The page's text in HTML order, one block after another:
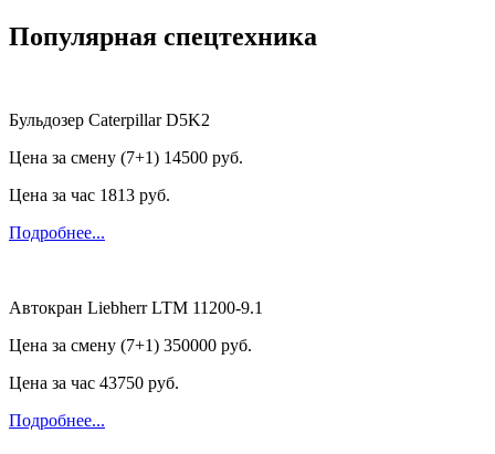
Популярная спецтехника
Бульдозер Caterpillar D5K2
Цена за смену (7+1) 14500 руб.
Цена за час 1813 руб.
Подробнее...
Автокран Liebherr LTM 11200-9.1
Цена за смену (7+1) 350000 руб.
Цена за час 43750 руб.
Подробнее...